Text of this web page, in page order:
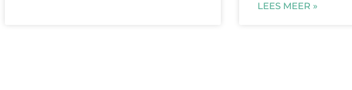
LEES MEER »